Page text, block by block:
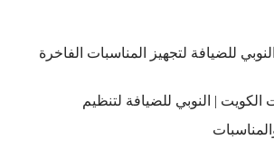
| النوبي للضيافة لتنظيم